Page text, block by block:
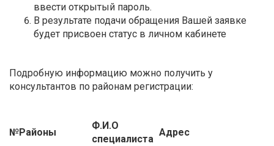
ввести открытый пароль.
В результате подачи обращения Вашей заявке
будет присвоен статус в личном кабинете
Подробную информацию можно получить у
консультантов по районам регистрации:
№Районы
Ф.И.О
специалиста
Адрес